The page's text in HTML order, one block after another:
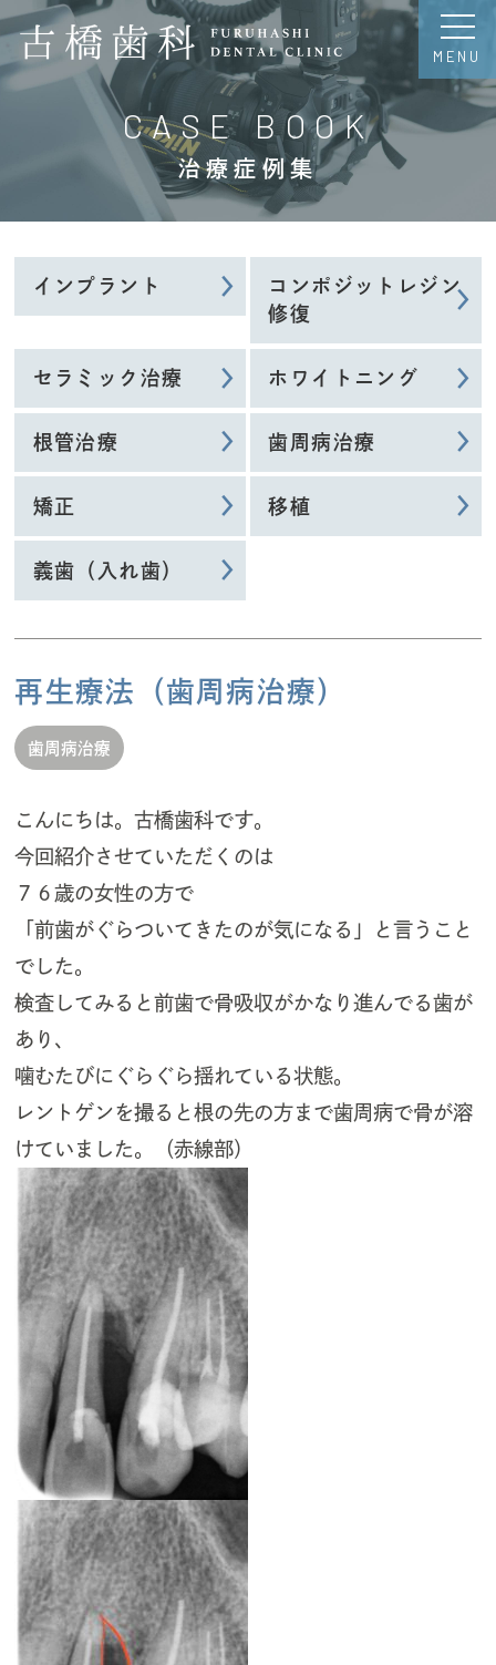
MENU
CASE BOOK
治療症例集
インプラント
コンポジットレジン
修復
セラミック治療 ホワイトニング
根管治療 歯周病治療
矯正 移植
義歯（入れ歯）
再生療法（歯周病治療）
歯周病治療
こんにちは。古橋歯科です。
今回紹介させていただくのは
７６歳の女性の方で
「前歯がぐらついてきたのが気になる」と言うこと
でした。
検査してみると前歯で骨吸収がかなり進んでる歯が
あり、
噛むたびにぐらぐら揺れている状態。
レントゲンを撮ると根の先の方まで歯周病で骨が溶
けていました。（赤線部）